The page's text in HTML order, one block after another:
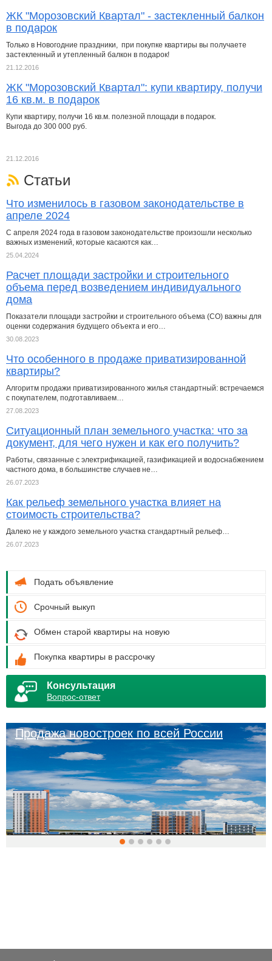
ЖК "Морозовский Квартал" - застекленный балкон
в подарок
Только в Новогодние праздники, при покупке квартиры вы получаете
застекленный и утепленный балкон в подарок!
21.12.2016
ЖК "Морозовский Квартал": купи квартиру, получи
16 кв.м. в подарок
Купи квартиру, получи 16 кв.м. полезной площади в подарок.
Выгода до 300 000 руб.
21.12.2016
Статьи
Что изменилось в газовом законодательстве в
апреле 2024
С апреля 2024 года в газовом законодательстве произошли несколько
важных изменений, которые касаются как…
25.04.2024
Расчет площади застройки и строительного
объема перед возведением индивидуального
дома
Показатели площади застройки и строительного объема (СО) важны для
оценки содержания будущего объекта и его…
30.08.2023
Что особенного в продаже приватизированной
квартиры?
Алгоритм продажи приватизированного жилья стандартный: встречаемся
с покупателем, подготавливаем…
27.08.2023
Ситуационный план земельного участка: что за
документ, для чего нужен и как его получить?
Работы, связанные с электрификацией, газификацией и водоснабжением
частного дома, в большинстве случаев не…
26.07.2023
Как рельеф земельного участка влияет на
стоимость строительства?
Далеко не у каждого земельного участка стандартный рельеф…
26.07.2023
Подать объявление
Срочный выкуп
Обмен старой квартиры на новую
Покупка квартиры в рассрочку
Консультация
Вопрос-ответ
Продажа новостроек по всей России